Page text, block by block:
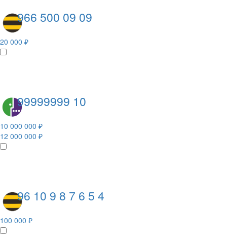
966 500 09 09
20 000 ₽
99999999 10
10 000 000 ₽
12 000 000 ₽
96 10 9 8 7 6 5 4
100 000 ₽